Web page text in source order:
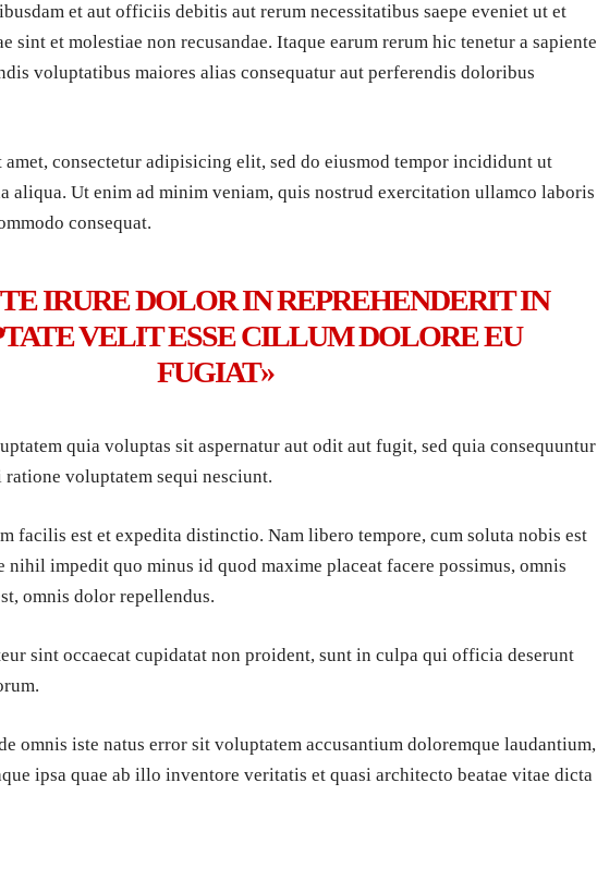
et aut officiis debitis aut rerum necessitatibus saepe eveniet ut et
sint et molestiae non recusandae. Itaque earum rerum hic tenetur a sapiente
voluptatibus maiores alias consequatur aut perferendis doloribus
consectetur adipisicing elit, sed do eiusmod tempor incididunt ut
aliqua. Ut enim ad minim veniam, quis nostrud exercitation ullamco laboris
consequat.
IRURE DOLOR IN REPREHENDERIT IN
VELIT ESSE CILLUM DOLORE EU
FUGIAT»
quia voluptas sit aspernatur aut odit aut fugit, sed quia consequuntur
voluptatem sequi nesciunt.
facilis est et expedita distinctio. Nam libero tempore, cum soluta nobis est
nihil impedit quo minus id quod maxime placeat facere possimus, omnis
omnis dolor repellendus.
sint occaecat cupidatat non proident, sunt in culpa qui officia deserunt
omnis iste natus error sit voluptatem accusantium doloremque laudantium,
ipsa quae ab illo inventore veritatis et quasi architecto beatae vitae dicta